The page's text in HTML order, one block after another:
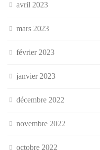
avril 2023
mars 2023
février 2023
janvier 2023
décembre 2022
novembre 2022
octobre 2022